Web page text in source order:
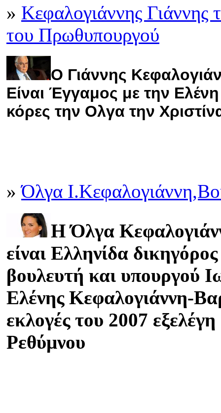
» Κεφαλογιάννης
του Πρωθυπουργού
Ο Γιάννης
Είναι Έγγαμος με την Ελένη
κόρες την Ολγα την
»Όλγα
Η Όλγα
είναι Ελληνίδα
βουλευτή και υπουργού
Ελένης Κεφαλογιάννη-
εκλογές του 2007
Ρεθύμνου